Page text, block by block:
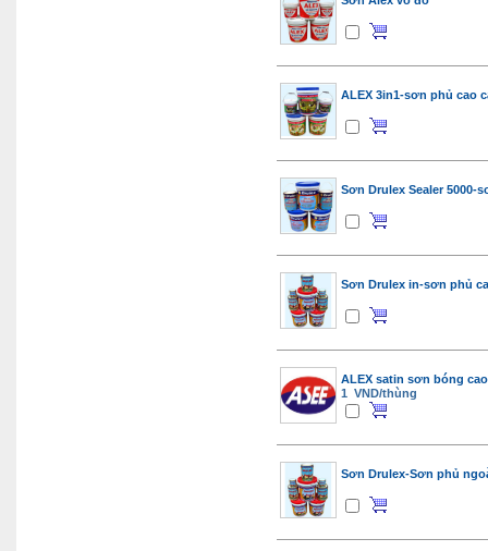
ALEX 3in1-sơn phủ cao
Sơn Drulex Sealer 5000-
Sơn Drulex in-sơn phủ
ALEX satin sơn bóng
1 VND/thùng
Sơn Drulex-Sơn phủ